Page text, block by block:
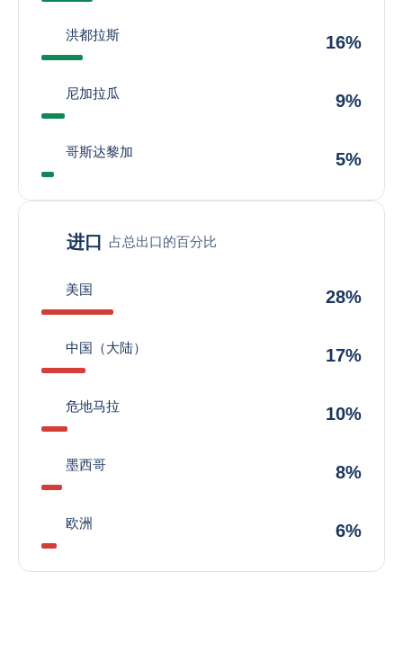
洪都拉斯 16%
尼加拉瓜 9%
哥斯达黎加 5%
进口 占总出口的百分比
美国 28%
中国（大陆） 17%
危地马拉 10%
墨西哥 8%
欧洲 6%